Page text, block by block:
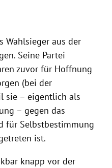
Wahlsieger aus der
Seine Partei
zuvor für Hoffnung
(bei der
sie – eigentlich als
– gegen das
für Selbstbestimmung
ist.
knapp vor der